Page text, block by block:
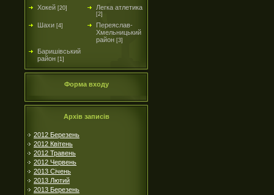
Хокей [20] Легка атлетика
[2]
Шахи [4]
Переяслав-
Хмельницький
район [3]
Баришівський
район [1]
Форма входу
Архів записів
2012 Березень
2012 Квітень
2012 Травень
2012 Червень
2013 Січень
2013 Лютий
2013 Березень